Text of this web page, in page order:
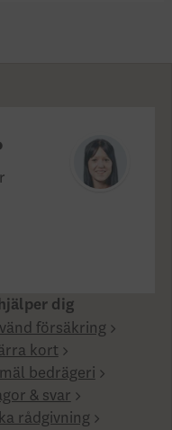
dig
försäkring
kort
bedrägeri
& svar
rådgivning